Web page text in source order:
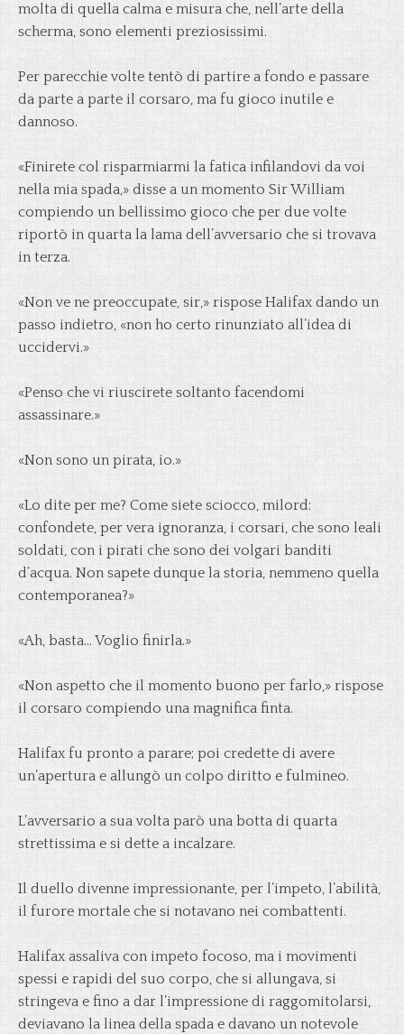
molta di quella calma e misura che, nell’arte della
scherma, sono elementi preziosissimi.
Per parecchie volte tentò di partire a fondo e passare
da parte a parte il corsaro, ma fu gioco inutile e
dannoso.
«Finirete col risparmiarmi la fatica infilandovi da voi
nella mia spada,» disse a un momento Sir William
compiendo un bellissimo gioco che per due volte
riportò in quarta la lama dell’avversario che si trovava
in terza.
«Non ve ne preoccupate, sir,» rispose Halifax dando un
passo indietro, «non ho certo rinunziato all’idea di
uccidervi.»
«Penso che vi riuscirete soltanto facendomi
assassinare.»
«Non sono un pirata, io.»
«Lo dite per me? Come siete sciocco, milord:
confondete, per vera ignoranza, i corsari, che sono leali
soldati, con i pirati che sono dei volgari banditi
d’acqua. Non sapete dunque la storia, nemmeno quella
contemporanea?»
«Ah, basta… Voglio finirla.»
«Non aspetto che il momento buono per farlo,» rispose
il corsaro compiendo una magnifica finta.
Halifax fu pronto a parare; poi credette di avere
un’apertura e allungò un colpo diritto e fulmineo.
L’avversario a sua volta parò una botta di quarta
strettissima e si dette a incalzare.
Il duello divenne impressionante, per l’impeto, l’abilità,
il furore mortale che si notavano nei combattenti.
Halifax assaliva con impeto focoso, ma i movimenti
spessi e rapidi del suo corpo, che si allungava, si
stringeva e fino a dar l’impressione di raggomitolarsi,
deviavano la linea della spada e davano un notevole